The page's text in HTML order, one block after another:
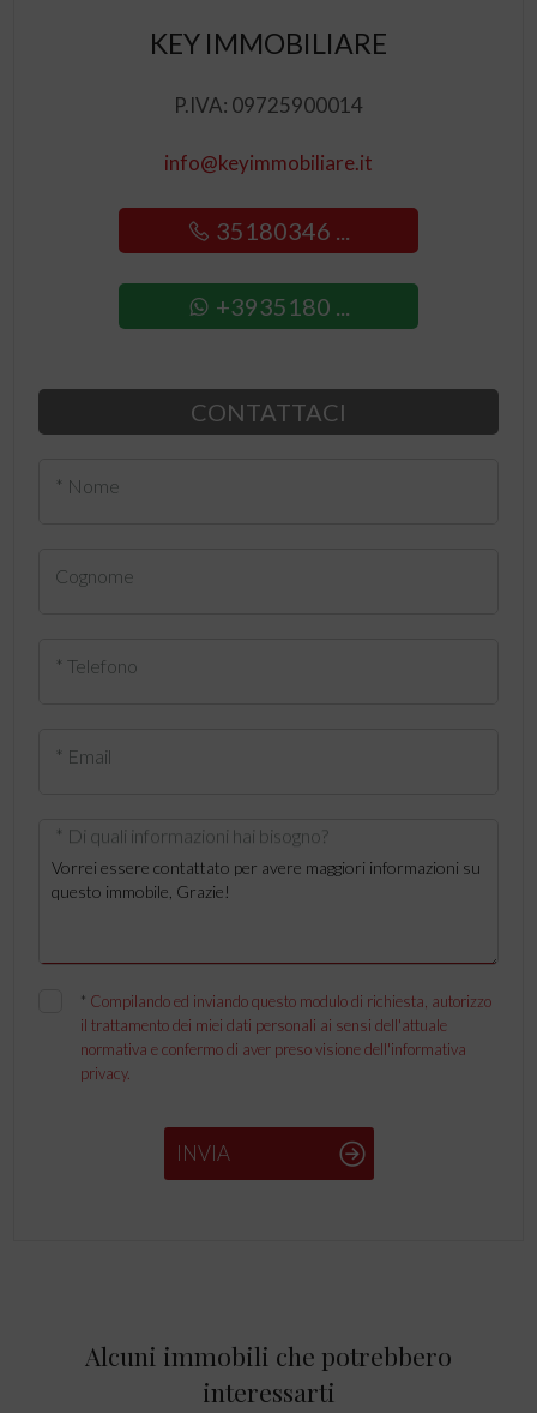
KEY IMMOBILIARE
P.IVA: 09725900014
info@keyimmobiliare.it
35180346 ...
+3935180 ...
CONTATTACI
* Nome
Cognome
* Telefono
* Email
* Di quali informazioni hai bisogno?
* Compilando ed inviando questo modulo di richiesta, autorizzo
il trattamento dei miei dati personali ai sensi dell'attuale
normativa e confermo di aver preso visione dell'informativa
privacy.
INVIA
Alcuni immobili che potrebbero
interessarti